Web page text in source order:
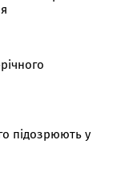
підозрюють у